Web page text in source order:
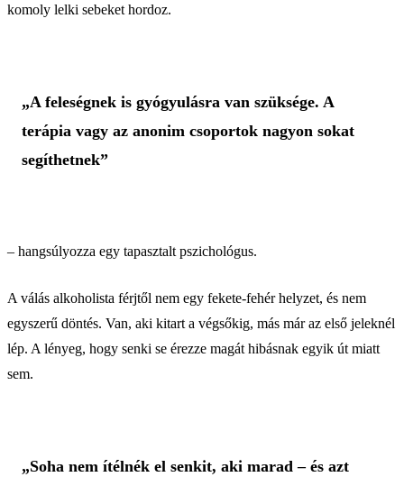
komoly lelki sebeket hordoz.
„A feleségnek is gyógyulásra van szüksége. A
terápia vagy az anonim csoportok nagyon sokat
segíthetnek”
– hangsúlyozza egy tapasztalt pszichológus.
A válás alkoholista férjtől nem egy fekete-fehér helyzet, és nem
egyszerű döntés. Van, aki kitart a végsőkig, más már az első jeleknél
lép. A lényeg, hogy senki se érezze magát hibásnak egyik út miatt
sem.
„Soha nem ítélnék el senkit, aki marad – és azt